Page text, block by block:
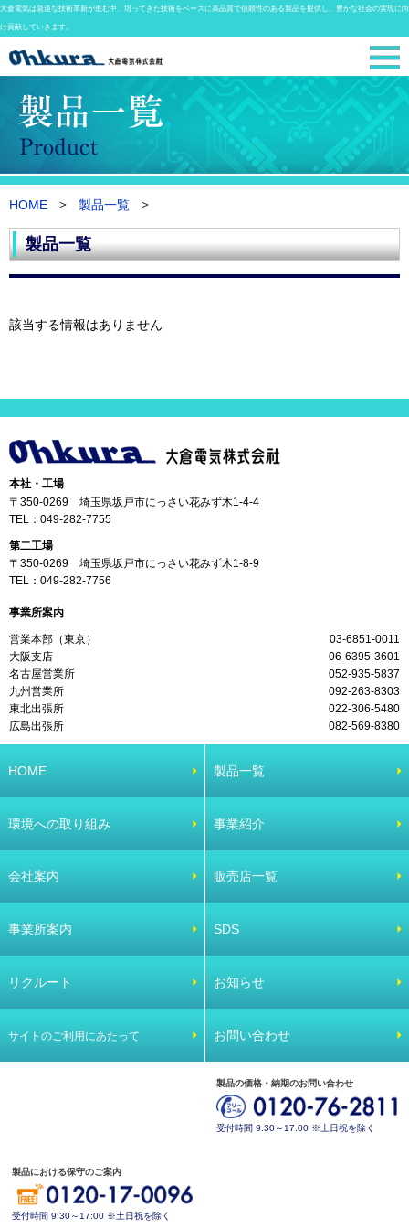
大倉電気は急速な技術革新が進む中、培ってきた技術をベースに高品質で信頼性のある製品を提供し、豊かな社会の実現に向
け貢献していきます。
HOME 製品一覧
製品一覧
該当する情報はありません
本社・工場
〒350-0269 埼玉県坂戸市にっさい花みず木1-4-4
TEL： 049-282-7755
第二工場
〒350-0269 埼玉県坂戸市にっさい花みず木1-8-9
TEL： 049-282-7756
事業所案内
営業本部（東京）
03-6851-0011
大阪支店
06-6395-3601
名古屋営業所
052-935-5837
九州営業所
092-263-8303
東北出張所
022-306-5480
広島出張所
082-569-8380
HOME 製品一覧
環境への取り組み 事業紹介
会社案内 販売店一覧
事業所案内 SDS
リクルート お知らせ
サイトのご利用にあたって お問い合わせ
製品の価格・納期のお問い合わせ
受付時間 9:30～17:00 ※土日祝を除く
製品における保守のご案内
受付時間 9:30～17:00 ※土日祝を除く